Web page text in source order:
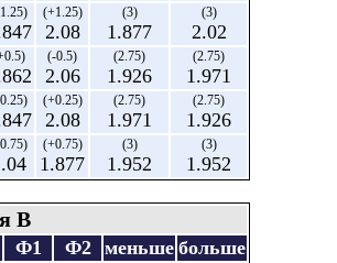
(+1.25)
2.08
(3)
1.877
(3)
2.02
(-0.5)
2.06
(2.75)
1.926
(2.75)
1.971
(+0.25)
2.08
(2.75)
1.971
(2.75)
1.926
(+0.75)
1.877
(3)
1.952
(3)
1.952
В
Ф1 Ф2 меньше больше